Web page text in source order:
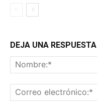
DEJA UNA RESPUESTA